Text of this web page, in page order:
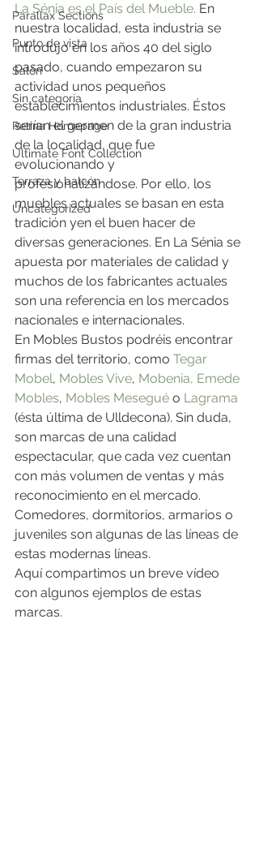
Parallax Sections
Punto de vista
Salón
Sin categoría
Retina Homepage
Ultimate Font Collection
Terraza y balcón
Uncategorized
La Sénia es el País del Mueble. En
nuestra localidad, esta industria se
introdujo en los años 40 del siglo
pasado, cuando empezaron su
actividad unos pequeños
establecimientos industriales. Éstos
serían el germen de la gran industria
de la localidad, que fue
evolucionando y
profesionalizándose. Por ello, los
muebles actuales se basan en esta
tradición yen el buen hacer de
diversas generaciones. En La Sénia se
apuesta por materiales de calidad y
muchos de los fabricantes actuales
son una referencia en los mercados
nacionales e internacionales.
En Mobles Bustos podréis encontrar
firmas del territorio, como Tegar
Mobel, Mobles Vive, Mobenia, Emede
Mobles, Mobles Mesegué o Lagrama
(ésta última de Ulldecona). Sin duda,
son marcas de una calidad
espectacular, que cada vez cuentan
con más volumen de ventas y más
reconocimiento en el mercado.
Comedores, dormitorios, armarios o
juveniles son algunas de las líneas de
estas modernas líneas.
Aquí compartimos un breve vídeo
con algunos ejemplos de estas
marcas.